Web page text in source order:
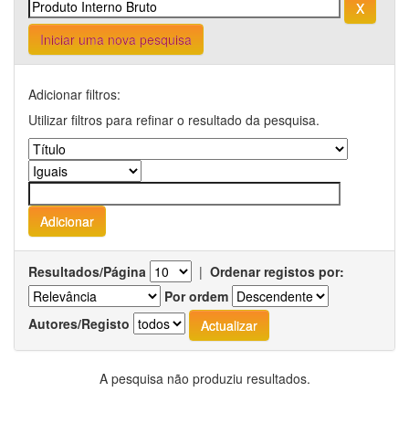
Iniciar uma nova pesquisa
Adicionar filtros:
Utilizar filtros para refinar o resultado da pesquisa.
Resultados/Página | Ordenar registos por:
Por ordem
Autores/Registo
A pesquisa não produziu resultados.